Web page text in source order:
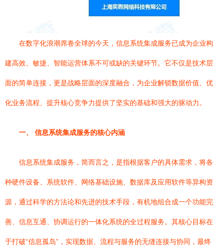
在数字化浪潮席卷全球的今天，信息系统集成服务已成为企业构
建高效、敏捷、智能运营体系不可或缺的关键环节。它不仅是技术层
面的简单连接，更是战略层面的深度融合，为企业解锁数据价值、优
化业务流程、提升核心竞争力提供了坚实的基础和强大的驱动力。
一、 信息系统集成服务的核心内涵
信息系统集成服务，简而言之，是指根据客户的具体需求，将各
种硬件设备、系统软件、网络基础设施、数据库及应用软件等异构资
源，通过科学的方法论和先进的技术手段，有机地组合成一个功能完
善、信息互通、协调运行的一体化系统的全过程服务。其核心目标在
于打破“信息孤岛”，实现数据、流程与服务的无缝连接与协同，最终